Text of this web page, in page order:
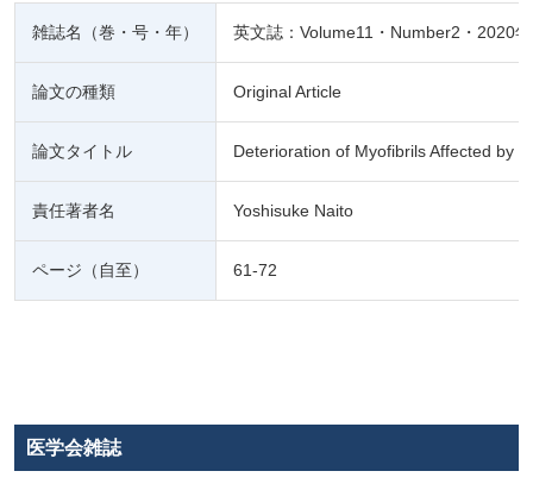
雑誌名（巻・号・年） 英文誌：Volume11・Number2・2020年
論文の種類 Original Article
論文タイトル Deterioration of Myofibrils Affected by
責任著者名 Yoshisuke Naito
ページ（自至） 61-72
医学会雑誌